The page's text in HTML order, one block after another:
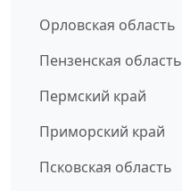
Орловская область
Пензенская область
Пермский край
Приморский край
Псковская область